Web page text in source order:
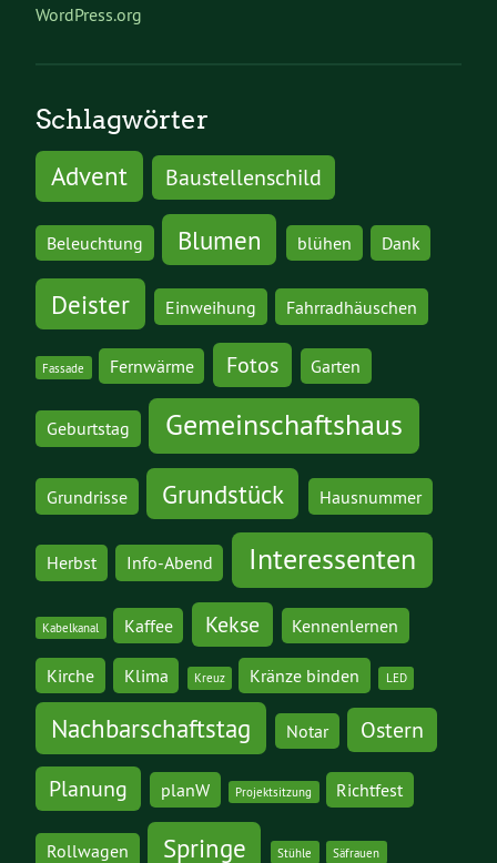
WordPress.org
Schlagwörter
Advent
Baustellenschild
Beleuchtung Blumen blühen Dank
Deister Einweihung Fahrradhäuschen
Fassade Fernwärme Fotos Garten
Geburtstag Gemeinschaftshaus
Grundrisse Grundstück Hausnummer
Herbst Info-Abend Interessenten
Kabelkanal Kaffee Kekse Kennenlernen
Kirche Klima Kreuz Kränze binden LED
Nachbarschaftstag Notar Ostern
Planung planW Projektsitzung Richtfest
Rollwagen Springe Stühle Säfrauen